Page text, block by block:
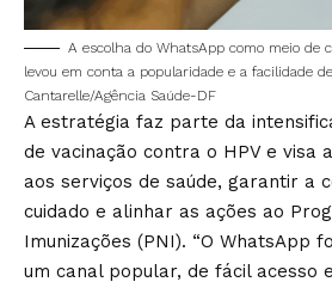
A escolha do WhatsApp como meio de
levou em conta a popularidade e a facilidade
Cantarelle/Agência Saúde-DF
A estratégia faz parte da
de vacinação contra o HPV e visa
aos serviços de saúde, garantir a
cuidado e alinhar as ações ao
Imunizações (PNI). “O WhatsApp
um canal popular, de fácil acesso